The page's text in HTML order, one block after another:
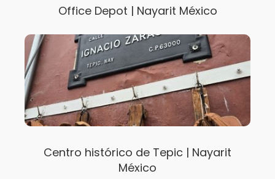
Office Depot | Nayarit México
Centro histórico de Tepic | Nayarit
México